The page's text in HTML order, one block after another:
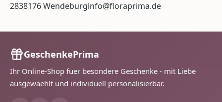
2838176 Wendeburginfo@floraprima.de
GeschenkePrima
Ihr Online-Shop fuer besondere Geschenke - mit Liebe
ausgewaehlt und individuell personalisierbar.